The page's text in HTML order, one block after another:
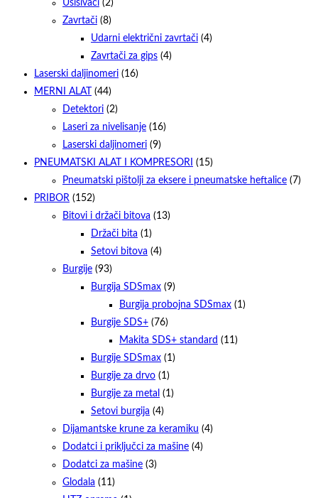
Usisivači (2)
Zavrtači (8)
Udarni električni zavrtači (4)
Zavrtači za gips (4)
Laserski daljinomeri (16)
MERNI ALAT
(44)
Detektori (2)
Laseri za nivelisanje (16)
Laserski daljinomeri (9)
PNEUMATSKI ALAT I KOMPRESORI
(15)
Pneumatski pištolji za eksere i pneumatske heftalice (7)
PRIBOR (152)
Bitovi i držači bitova (13)
Držači bita (1)
Setovi bitova (4)
Burgije (93)
Burgija SDSmax (9)
Burgija probojna SDSmax (1)
Burgije SDS+ (76)
Makita SDS+ standard (11)
Burgije SDSmax (1)
Burgije za drvo (1)
Burgije za metal (1)
Setovi burgija (4)
Dijamantske krune za keramiku (4)
Dodatci i priključci za mašine (4)
Dodatci za mašine (3)
Glodala (11)